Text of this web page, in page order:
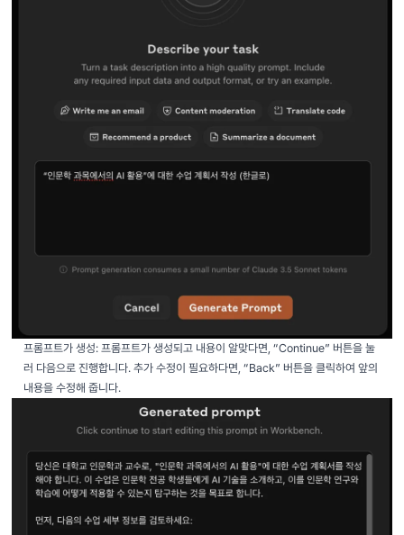
프롬프트가 생성: 프롬프트가 생성되고 내용이 알맞다면, “Continue” 버튼을 눌
러 다음으로 진행합니다. 추가 수정이 필요하다면, “Back” 버튼을 클릭하여 앞의
내용을 수정해 줍니다.